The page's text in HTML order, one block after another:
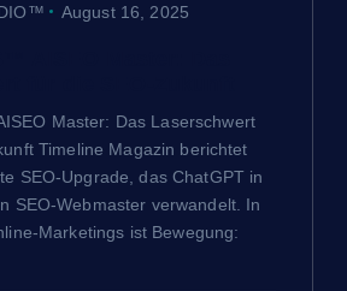
August 16, 2025
Master: Das Laserschwert
Timeline Magazin berichtet
SEO-Upgrade, das ChatGPT in
SEO-Webmaster verwandelt. In
Marketings ist Bewegung: